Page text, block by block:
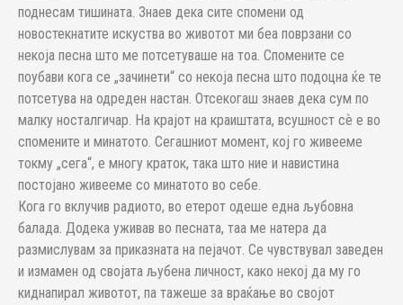
поднесам тишината. Знаев дека сите спомени од
новостекнатите искуства во животот ми беа поврзани со
некоја песна што ме потсетуваше на тоа. Спомените се
поубави кога се „зачинети“ со некоја песна што подоцна ќе те
потсетува на одреден настан. Отсекогаш знаев дека сум по
малку носталгичар. На крајот на краиштата, всушност сѐ е во
спомените и минатото. Сегашниот момент, кој го живееме
токму „сега“, е многу краток, така што ние и навистина
постојано живееме со минатото во себе.
Кога го вклучив радиото, во етерот одеше една љубовна
балада. Додека уживав во песната, таа ме натера да
размислувам за приказната на пејачот. Се чувствувал заведен
и измамен од својата љубена личност, како некој да му го
киднапирал животот, па тажеше за враќање во својот